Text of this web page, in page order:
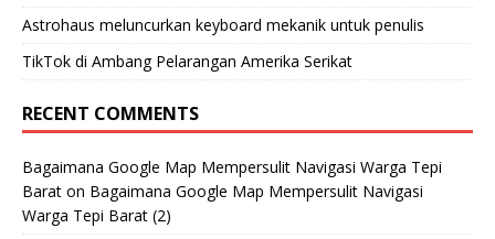
Astrohaus meluncurkan keyboard mekanik untuk penulis
TikTok di Ambang Pelarangan Amerika Serikat
RECENT COMMENTS
Bagaimana Google Map Mempersulit Navigasi Warga Tepi
Barat on Bagaimana Google Map Mempersulit Navigasi
Warga Tepi Barat (2)